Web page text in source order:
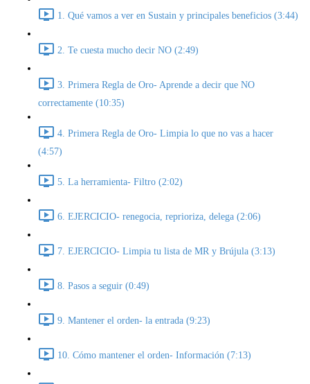
1. Qué vamos a ver en Sustain y principales beneficios (3:44)
2. Te cuesta mucho decir NO (2:49)
3. Primera Regla de Oro- Aprende a decir que NO
correctamente (10:35)
4. Primera Regla de Oro- Limpia lo que no vas a hacer
(4:57)
5. La herramienta- Filtro (2:02)
6. EJERCICIO- renegocia, reprioriza, delega (2:06)
7. EJERCICIO- Limpia tu lista de MR y Brújula (3:13)
8. Pasos a seguir (0:49)
9. Mantener el orden- la entrada (9:23)
10. Cómo mantener el orden- Información (7:13)